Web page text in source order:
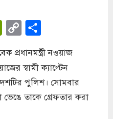
PrintFriendly
Copy
Link
প্রধানমন্ত্রী নওয়াজ
স্বামী ক্যাপ্টেন
পুলিশ। সোমবার
তাকে গ্রেফতার করা